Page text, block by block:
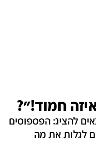
חמוד!"?
חג הפורים, חדשות 2 גאים להציג: הפספוסים
לגלות את מה